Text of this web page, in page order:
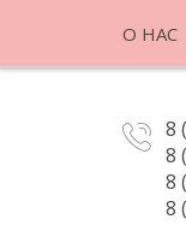
О НАС
8
8
8
8